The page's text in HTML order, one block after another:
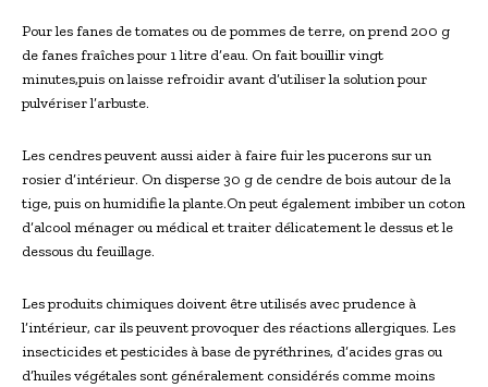
Pour les fanes de tomates ou de pommes de terre, on prend 200 g
de fanes fraîches pour 1 litre d’eau. On fait bouillir vingt
minutes,puis on laisse refroidir avant d’utiliser la solution pour
pulvériser l’arbuste.
Les cendres peuvent aussi aider à faire fuir les pucerons sur un
rosier d’intérieur. On disperse 30 g de cendre de bois autour de la
tige, puis on humidifie la plante.On peut également imbiber un coton
d’alcool ménager ou médical et traiter délicatement le dessus et le
dessous du feuillage.
Les produits chimiques doivent être utilisés avec prudence à
l’intérieur, car ils peuvent provoquer des réactions allergiques. Les
insecticides et pesticides à base de pyréthrines, d’acides gras ou
d’huiles végétales sont généralement considérés comme moins